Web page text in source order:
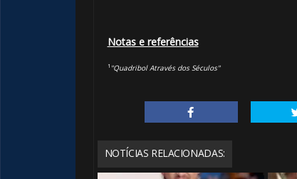
Notas e referências
¹ "Quadribol Através dos Séculos"
NOTÍCIAS RELACIONADAS: